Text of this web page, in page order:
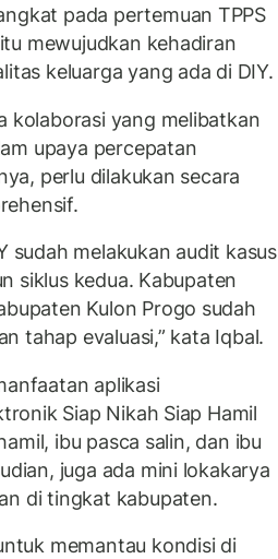
pada pertemuan TPPS
mewujudkan kehadiran
keluarga yang ada di DIY.
kolaborasi yang melibatkan
upaya percepatan
perlu dilakukan secara
sudah melakukan audit kasus
siklus kedua. Kabupaten
Kulon Progo sudah
tahap evaluasi,” kata Iqbal.
aplikasi
Siap Nikah Siap Hamil
ibu pasca salin, dan ibu
juga ada mini lokakarya
di tingkat kabupaten.
memantau kondisi di